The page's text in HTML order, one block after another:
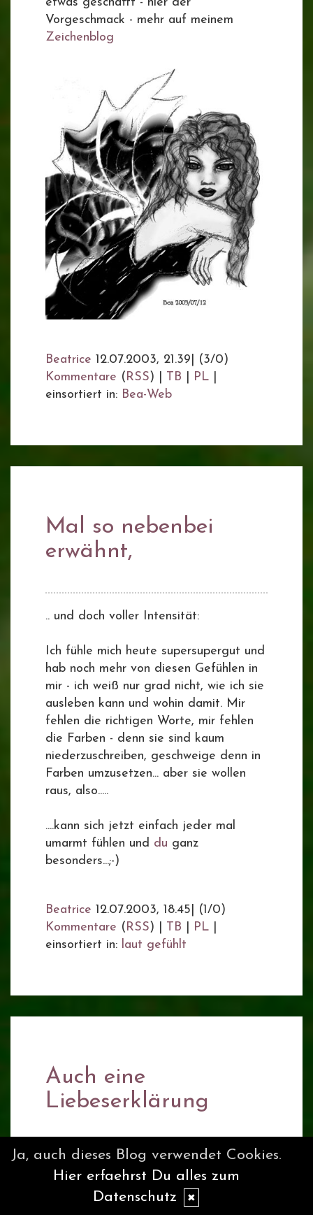
Vorgeschmack - mehr auf meinem
Zeichenblog
Beatrice 12.07.2003, 21.39
(3/0)
Kommentare ( RSS) | TB PL
einsortiert in: Bea-Web
Mal so nebenbei
erwähnt,
.. und doch voller Intensität:
Ich fühle mich heute supersupergut und
hab noch mehr von diesen Gefühlen in
mir - ich weiß nur grad nicht, wie ich sie
ausleben kann und wohin damit. Mir
fehlen die richtigen Worte, mir fehlen
die Farben - denn sie sind kaum
niederzuschreiben, geschweige denn in
Farben umzusetzen... aber sie wollen
raus, also.....
....kann sich jetzt einfach jeder mal
umarmt fühlen und du ganz
besonders...;-)
Beatrice 12.07.2003, 18.45
(1/0)
Kommentare ( RSS) | TB PL
einsortiert in: laut gefühlt
Auch eine
Liebeserklärung
"Soll ich dir eine Weintraube schälen?"
12.07.2003, 16.58|
Ja, auch dieses Blog verwendet Cookies.
Hier erfaehrst Du alles zum
Datenschutz
✖